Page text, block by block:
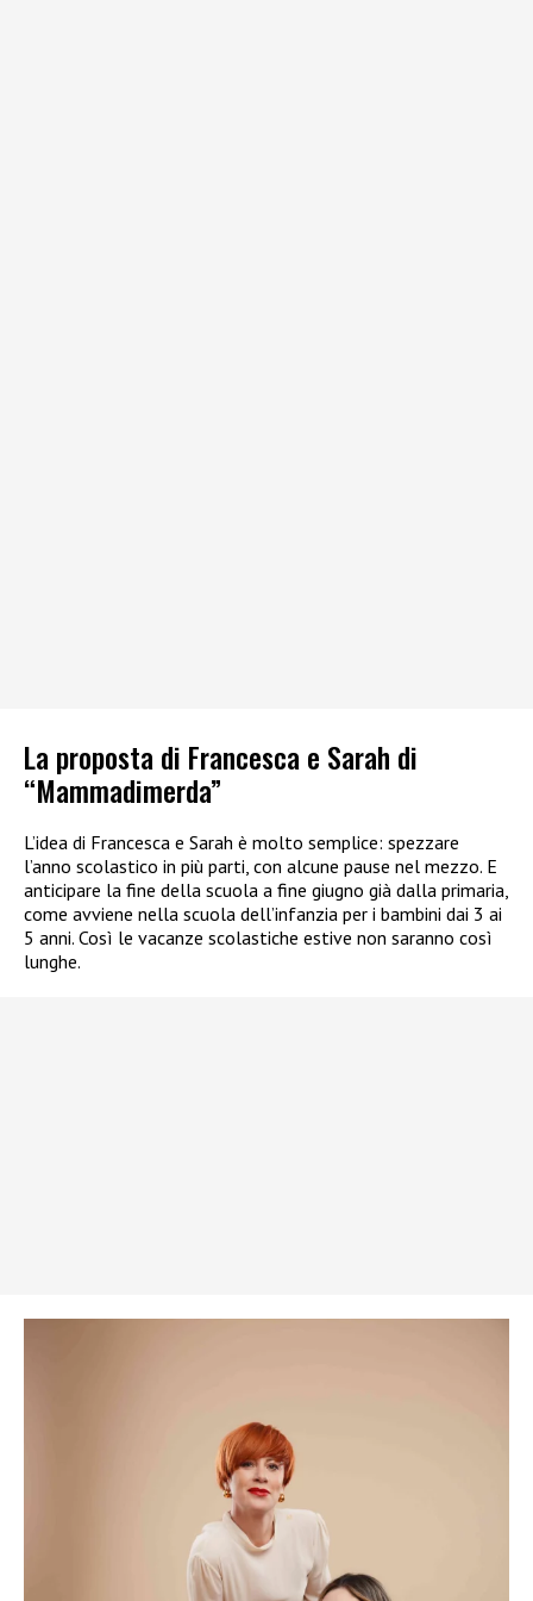
La proposta di Francesca e Sarah di
“Mammadimerda”
L’idea di Francesca e Sarah è molto semplice: spezzare
l’anno scolastico in più parti, con alcune pause nel mezzo. E
anticipare la fine della scuola a fine giugno già dalla primaria,
come avviene nella scuola dell’infanzia per i bambini dai 3 ai
5 anni. Così le vacanze scolastiche estive non saranno così
lunghe.